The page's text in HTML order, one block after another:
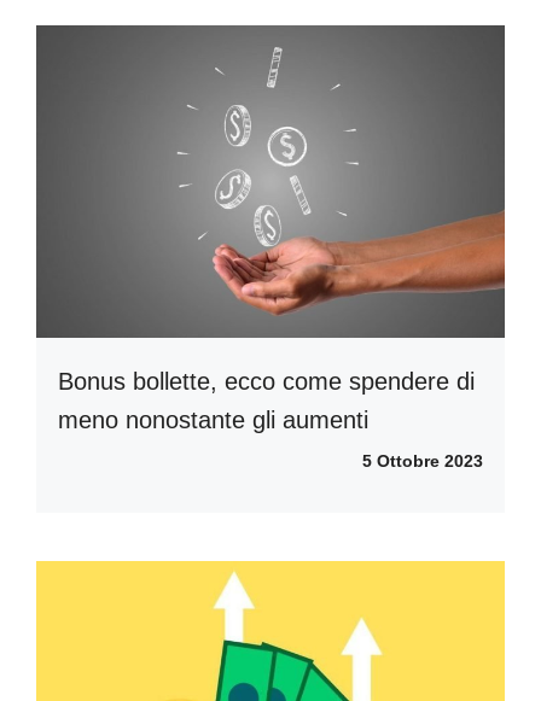
Bonus bollette, ecco come spendere di
meno nonostante gli aumenti
5 Ottobre 2023